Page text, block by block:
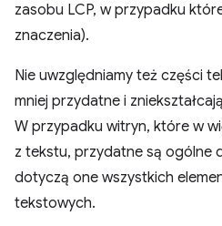
zasobu LCP, w przypadku
znaczenia).
Nie uwzględniamy też części
mniej przydatne i
W przypadku witryn, które w
z tekstu, przydatne są ogólne
dotyczą one wszystkich
tekstowych.